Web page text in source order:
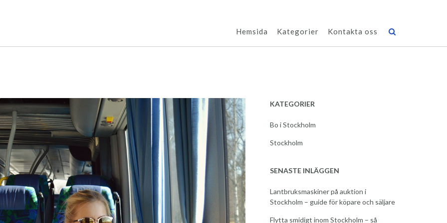
Hemsida Kategorier Kontakta oss
KATEGORIER
Bo i Stockholm
Stockholm
SENASTE INLÄGGEN
Lantbruksmaskiner på auktion i
Stockholm – guide för köpare och säljare
Flytta smidigt inom Stockholm – så